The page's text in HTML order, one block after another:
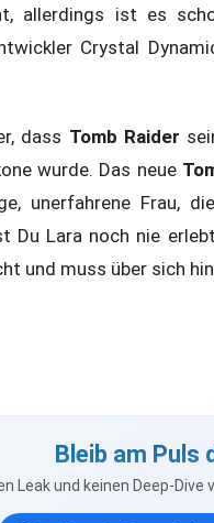
allerdings ist es
Crystal
dass Tomb Raider
wurde. Das neue
unerfahrene Frau,
Du Lara noch nie
und muss über sich
Bleib am Puls
Leak und keinen Deep-